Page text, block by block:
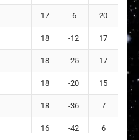
17 -6 20
18 -12 17
18 -25 17
18 -20 15
18 -36 7
16 -42 6